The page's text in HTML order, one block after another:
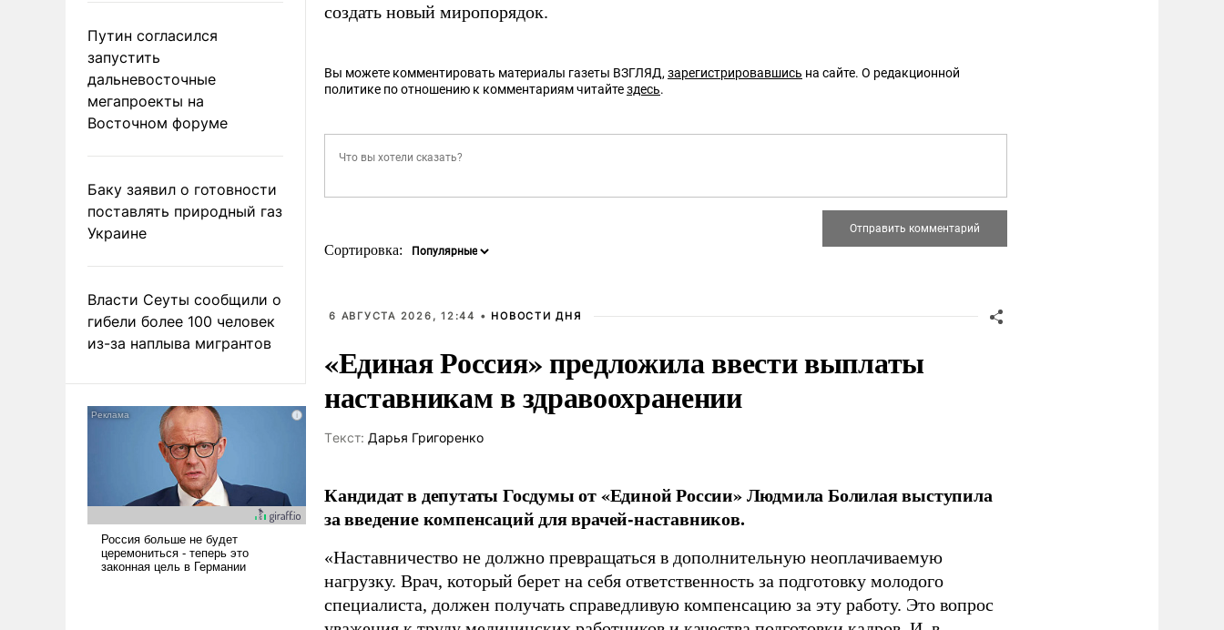
Путин согласился
запустить
дальневосточные
мегапроекты на
Восточном форуме
Баку заявил о готовности
поставлять природный газ
Украине
Власти Сеуты сообщили о
гибели более 100 человек
из-за наплыва мигрантов
создать новый миропорядок.
Вы можете комментировать материалы газеты ВЗГЛЯД,зарегистрировавшись на сайте. О редакционной
политике по отношению к комментариям читайтездесь.
Сортировка:
6 АВГУСТА 2026, 12:44 • НОВОСТИ ДНЯ
«Единая Россия» предложила ввести выплаты
наставникам в здравоохранении
Tекст: Дарья Григоренко
Кандидат в депутаты Госдумы от «Единой России» Людмила Болилая выступила
за введение компенсаций для врачей-наставников.
«Наставничество не должно превращаться в дополнительную неоплачиваемую
нагрузку. Врач, который берет на себя ответственность за подготовку молодого
специалиста, должен получать справедливую компенсацию за эту работу. Это вопрос